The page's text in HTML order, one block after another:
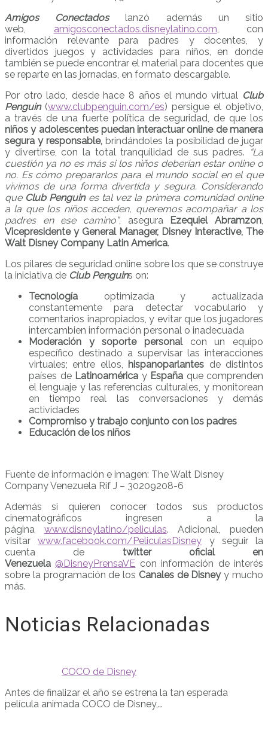
Amigos Conectadoslanzó además un sitio
web, amigosconectados.disneylatino.com, con
información relevante para padres y docentes, y
divertidos juegos y actividades para niños, en donde
también se puede encontrar el material para docentes que
se reparte en las jornadas, en formato descargable.
Por otro lado, desde hace 8 años el mundo virtual Club
Penguin (www.clubpenguin.com/es) persigue el objetivo,
a través de una fuerte política de seguridad, de que los
niños y adolescentes puedan interactuar online de manera
segura y responsable, brindándoles la posibilidad de jugar
y divertirse, con la total tranquilidad de sus padres.
“La
cuestión ya no es más si los niños deberían estar online o
no. Es cómo prepararlos para el mundo social en el que
vivimos de una forma divertida y segura. Considerando
que Club Penguines tal vez la primera comunidad online
a la que los niños acceden, queremos acompañar a los
padres en ese camino”, asegura Ezequiel Abramzon,
Vicepresidente y General Manager, Disney Interactive, The
Walt Disney Company Latin America.
Los pilares de seguridad online sobre los que se construye
la iniciativa de Club Penguins on:
Tecnología optimizada y actualizada
constantemente para detectar vocabulario y
comentarios inapropiados, y evitar que los jugadores
intercambien información personal o inadecuada
Moderación y soporte personal con un equipo
específico destinado a supervisar las interacciones
virtuales; entre ellos, hispanoparlantes de distintos
países de Latinoamérica y España que comprenden
el lenguaje y las referencias culturales, y monitorean
en tiempo real las conversaciones y demás
actividades
Compromiso y trabajo conjunto con los padres
Educación de los niños
Fuente de información e imagen: The Walt Disney
Company Venezuela Rif J – 30209208-6
Además si quieren conocer todos sus productos
cinematográficos ingresen a la
página www.disneylatino/peliculas. Adicional, pueden
visitarwww.facebook.com/PeliculasDisney y seguir la
cuenta de twitter oficial en
Venezuela @DisneyPrensaVE con información de interés
sobre la programación de los Canales de Disneyy mucho
más.
Noticias Relacionadas
COCO de Disney
Antes de finalizar el año se estrena la tan esperada
película animada COCO de Disney,…